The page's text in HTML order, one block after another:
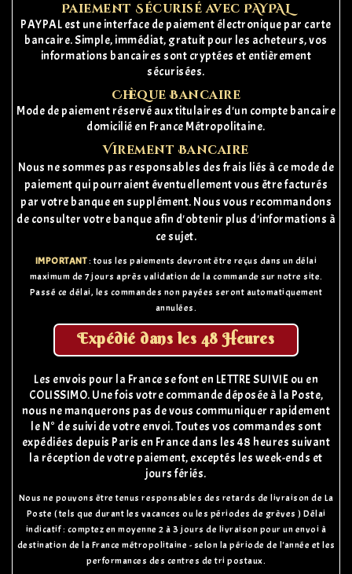
Paiement Sécurisé avec PAYPAL
PAYPAL est une interface de paiement électronique par carte
bancaire. Simple, immédiat, gratuit pour les acheteurs, vos
informations bancaires sont cryptées et entièrement
sécurisées.
Chèque Bancaire
Mode de paiement réservé aux titulaires d'un compte bancaire
domicilié en France Métropolitaine.
Virement Bancaire
Nous ne sommes pas responsables des frais liés à ce mode de
paiement qui pourraient éventuellement vous être facturés
par votre banque en supplément. Nous vous recommandons
de consulter votre banque afin d'obtenir plus d'informations à
ce sujet.
IMPORTANT: tous les paiements devront être reçus dans un délai
maximum de 7 jours après validation de la commande sur notre site.
Passé ce délai, les commandes non payées seront automatiquement
annulées.
Expédié dans les 48 Heures
Les envois pour la France se font en LETTRE SUIVIE ou en
COLISSIMO. Une fois votre commande déposée à la Poste,
nous ne manquerons pas de vous communiquer rapidement
le N° de suivi de votre envoi. Toutes vos commandes sont
expédiées depuis Paris en France dans les 48 heures suivant
la réception de votre paiement, exceptés les week-ends et
jours fériés.
Nous ne pouvons être tenus responsables des retards de livraison de La
Poste ( tels que durant les vacances ou les périodes de grèves ) Délai
indicatif : comptez en moyenne 2 à 3 jours de livraison pour un envoi à
destination de la France métropolitaine - selon la période de l'année et les
performances des centres de tri postaux.